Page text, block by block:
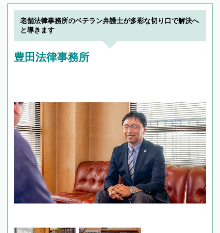
老舗法律事務所のベテラン弁護士が多彩な切り口で解決へ
と導きます
豊田法律事務所